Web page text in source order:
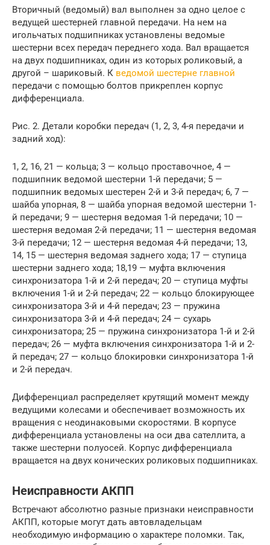
Вторичный (ведомый) вал выполнен за одно целое с
ведущей шестерней главной передачи. На нем на
игольчатых подшипниках установлены ведомые
шестерни всех передач переднего хода. Вал вращается
на двух подшипниках, один из которых роликовый, а
другой – шариковый. К ведомой шестерне главной
передачи с помощью болтов прикреплен корпус
дифференциала.
Рис. 2. Детали коробки передач (1, 2, 3, 4-я передачи и
задний ход):
1, 2, 16, 21 — кольца; 3 — кольцо проставочное, 4 —
подшипник ведомой шестерни 1-й передачи; 5 —
подшипник ведомых шестерен 2-й и 3-й передач; 6, 7 —
шайба упорная, 8 — шайба упорная ведомой шестерни 1-
й передачи; 9 — шестерня ведомая 1-й передачи; 10 —
шестерня ведомая 2-й передачи; 11 — шестерня ведомая
3-й передачи; 12 — шестерня ведомая 4-й передачи; 13,
14, 15 — шестерня ведомая заднего хода; 17 — ступица
шестерни заднего хода; 18,19 — муфта включения
синхронизатора 1-й и 2-й передач; 20 — ступица муфты
включения 1-й и 2-й передач; 22 — кольцо блокирующее
синхронизатора 3-й и 4-й передач; 23 — пружина
синхронизатора 3-й и 4-й передач; 24 — сухарь
синхронизатора; 25 — пружина синхронизатора 1-й и 2-й
передач; 26 — муфта включения синхронизатора 1-й и 2-
й передач; 27 — кольцо блокировки синхронизатора 1-й
и 2-й передач.
Дифференциал распределяет крутящий момент между
ведущими колесами и обеспечивает возможность их
вращения с неодинаковыми скоростями. В корпусе
дифференциала установлены на оси два сателлита, а
также шестерни полуосей. Корпус дифференциала
вращается на двух конических роликовых подшипниках.
Неисправности АКПП
Встречают абсолютно разные признаки неисправности
АКПП, которые могут дать автовладельцам
необходимую информацию о характере поломки. Так,